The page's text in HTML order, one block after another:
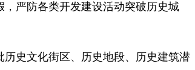
严防各类开发建设活动突破历史城
史文化街区、历史地段、历史建筑潜